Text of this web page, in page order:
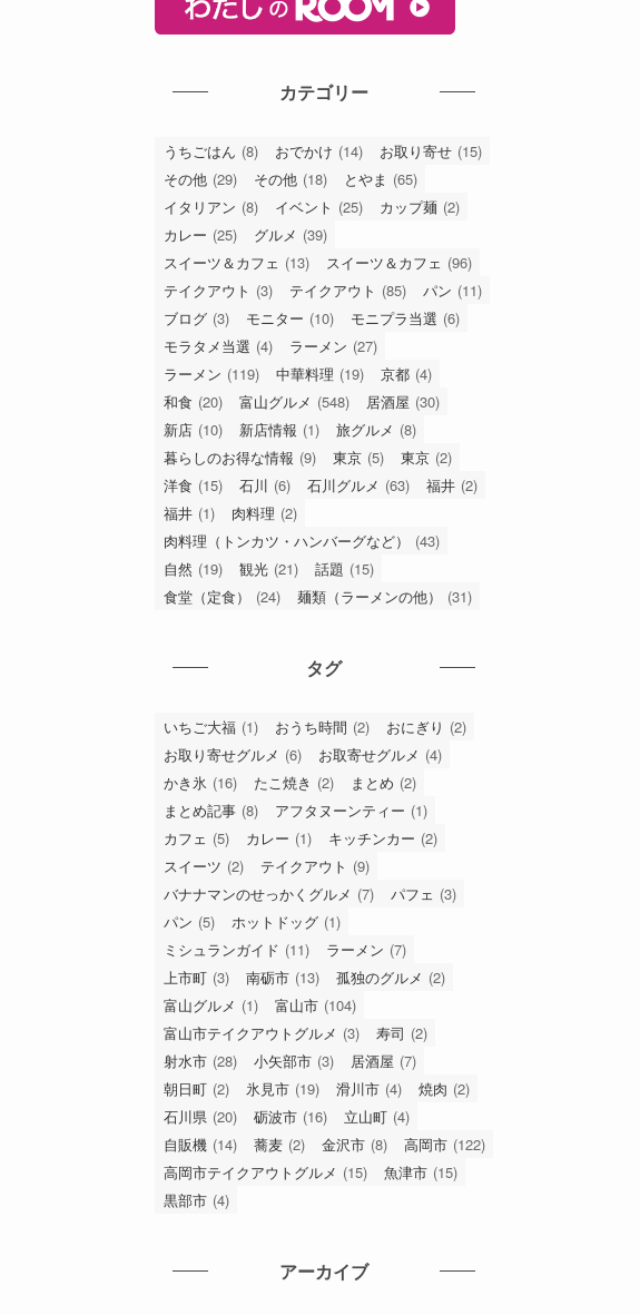
カテゴリー
うちごはん (8) おでかけ (14) お取り寄せ (15)
その他 (29) その他 (18) とやま (65)
イタリアン (8) イベント (25) カップ麺 (2)
カレー (25) グルメ (39)
スイーツ＆カフェ (13) スイーツ＆カフェ (96)
テイクアウト (3) テイクアウト (85) パン (11)
ブログ (3) モニター (10) モニプラ当選 (6)
モラタメ当選 (4) ラーメン (27)
ラーメン (119) 中華料理 (19) 京都 (4)
和食 (20) 富山グルメ (548) 居酒屋 (30)
新店 (10) 新店情報 (1) 旅グルメ (8)
暮らしのお得な情報 (9) 東京 (5) 東京 (2)
洋食 (15) 石川 (6) 石川グルメ (63) 福井 (2)
福井 (1) 肉料理 (2)
肉料理（トンカツ・ハンバーグなど）
(43)
自然 (19) 観光 (21) 話題 (15)
食堂（定食）
(24) 麺類（ラーメンの他） (31)
タグ
いちご大福 (1) おうち時間 (2) おにぎり (2)
お取り寄せグルメ (6) お取寄せグルメ (4)
かき氷 (16) たこ焼き (2) まとめ (2)
まとめ記事 (8) アフタヌーンティー (1)
カフェ (5) カレー (1) キッチンカー (2)
スイーツ (2) テイクアウト (9)
バナナマンのせっかくグルメ (7) パフェ (3)
パン (5) ホットドッグ (1)
ミシュランガイド (11) ラーメン (7)
上市町 (3) 南砺市 (13) 孤独のグルメ (2)
富山グルメ (1) 富山市 (104)
富山市テイクアウトグルメ (3) 寿司 (2)
射水市 (28) 小矢部市 (3) 居酒屋 (7)
朝日町 (2) 氷見市 (19) 滑川市 (4) 焼肉 (2)
石川県 (20) 砺波市 (16) 立山町 (4)
自販機 (14) 蕎麦 (2) 金沢市 (8) 高岡市 (122)
高岡市テイクアウトグルメ (15) 魚津市 (15)
黒部市 (4)
アーカイブ